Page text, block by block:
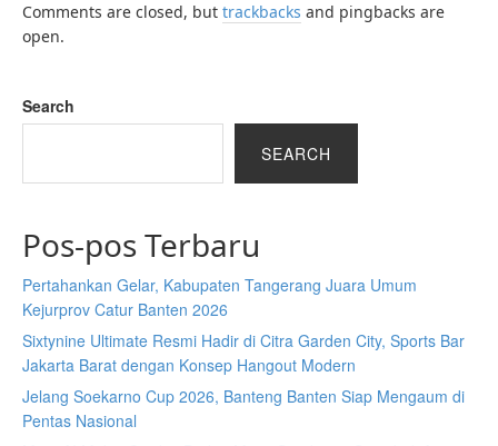
Comments are closed, but trackbacks and pingbacks are
open.
Search
SEARCH
Pos-pos Terbaru
Pertahankan Gelar, Kabupaten Tangerang Juara Umum
Kejurprov Catur Banten 2026
Sixtynine Ultimate Resmi Hadir di Citra Garden City, Sports Bar
Jakarta Barat dengan Konsep Hangout Modern
Jelang Soekarno Cup 2026, Banteng Banten Siap Mengaum di
Pentas Nasional